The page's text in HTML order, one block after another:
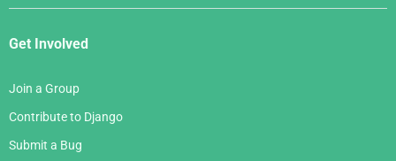
Get Involved
Join a Group
Contribute to Django
Submit a Bug